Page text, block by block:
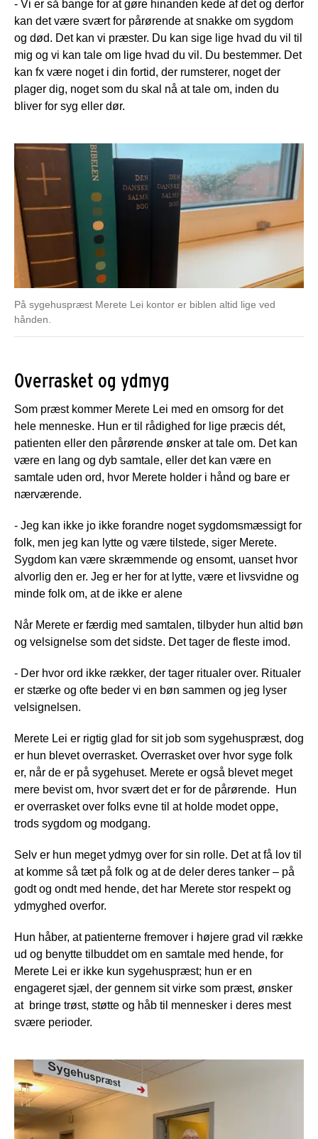
- Vi er så bange for at gøre hinanden kede af det og derfor
kan det være svært for pårørende at snakke om sygdom
og død. Det kan vi præster. Du kan sige lige hvad du vil til
mig og vi kan tale om lige hvad du vil. Du bestemmer. Det
kan fx være noget i din fortid, der rumsterer, noget der
plager dig, noget som du skal nå at tale om, inden du
bliver for syg eller dør.
På sygehuspræst Merete Lei kontor er biblen altid lige ved
hånden.
Overrasket og ydmyg
Som præst kommer Merete Lei med en omsorg for det
hele menneske. Hun er til rådighed for lige præcis dét,
patienten eller den pårørende ønsker at tale om. Det kan
være en lang og dyb samtale, eller det kan være en
samtale uden ord, hvor Merete holder i hånd og bare er
nærværende.
- Jeg kan ikke jo ikke forandre noget sygdomsmæssigt for
folk, men jeg kan lytte og være tilstede, siger Merete.
Sygdom kan være skræmmende og ensomt, uanset hvor
alvorlig den er. Jeg er her for at lytte, være et livsvidne og
minde folk om, at de ikke er alene
Når Merete er færdig med samtalen, tilbyder hun altid bøn
og velsignelse som det sidste. Det tager de fleste imod.
- Der hvor ord ikke rækker, der tager ritualer over. Ritualer
er stærke og ofte beder vi en bøn sammen og jeg lyser
velsignelsen.
Merete Lei er rigtig glad for sit job som sygehuspræst, dog
er hun blevet overrasket. Overrasket over hvor syge folk
er, når de er på sygehuset. Merete er også blevet meget
mere bevist om, hvor svært det er for de pårørende. Hun
er overrasket over folks evne til at holde modet oppe,
trods sygdom og modgang.
Selv er hun meget ydmyg over for sin rolle. Det at få lov til
at komme så tæt på folk og at de deler deres tanker – på
godt og ondt med hende, det har Merete stor respekt og
ydmyghed overfor.
Hun håber, at patienterne fremover i højere grad vil række
ud og benytte tilbuddet om en samtale med hende, for
Merete Lei er ikke kun sygehuspræst; hun er en
engageret sjæl, der gennem sit virke som præst, ønsker
at bringe trøst, støtte og håb til mennesker i deres mest
svære perioder.